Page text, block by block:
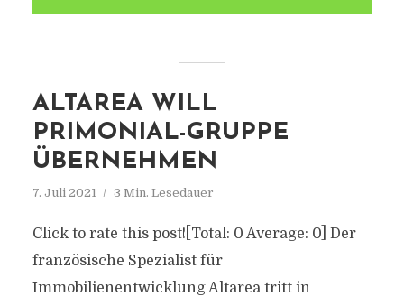
ALTAREA WILL
PRIMONIAL-GRUPPE
ÜBERNEHMEN
7. Juli 2021 3 Min. Lesedauer
Click to rate this post![Total: 0 Average: 0] Der
französische Spezialist für
Immobilienentwicklung Altarea tritt in